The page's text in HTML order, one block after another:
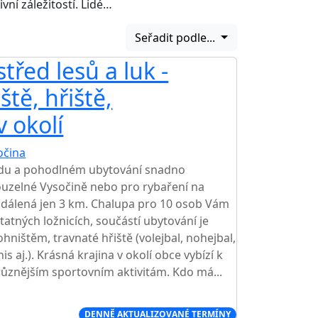
záležitostí. Lidé…
Seřadit podle...
lesů a luk -
hřiště,
okolí
a pohodlném ubytování snadno
Vysočině nebo pro rybaření na
jen 3 km. Chalupa pro 10 osob Vám
ložnicích, součástí ubytování je
travnaté hřiště (volejbal, nohejbal,
aj.). Krásná krajina v okolí obce vybízí k
sportovním aktivitám. Kdo má...
DENNĚ AKTUALIZOVANÉ TERMÍNY